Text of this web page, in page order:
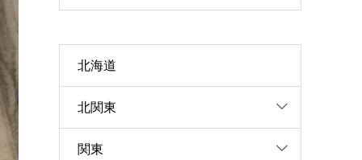
北海道
北関東
関東